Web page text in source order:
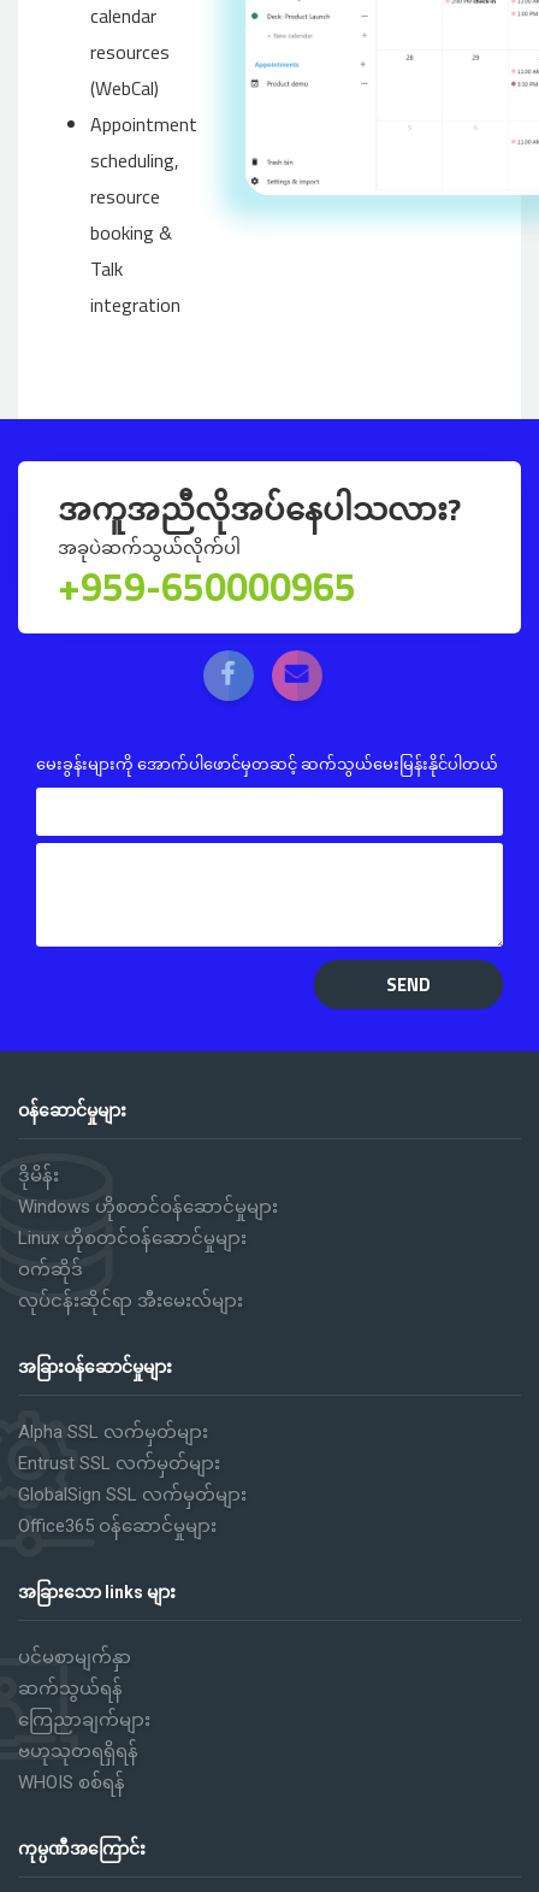
calendar
resources
(WebCal)
Appointment
scheduling,
resource
booking &
Talk
integration
အကူအညီလိုအပ်နေပါသလား?
အခုပဲဆက်သွယ်လိုက်ပါ
+959-650000965
မေးခွန်းများကို အောက်ပါဖောင်မှတဆင့် ဆက်သွယ်မေးမြန်းနိုင်ပါတယ်
SEND
ဝန်ဆောင်မှုများ
ဒိုမိန်း
Windows ဟိုစတင်ဝန်ဆောင်မှုများ
Linux ဟိုစတင်ဝန်ဆောင်မှုများ
ဝက်ဆိုဒ်
လုပ်ငန်းဆိုင်ရာ အီးမေးလ်များ
အခြားဝန်ဆောင်မှုများ
Alpha SSL လက်မှတ်များ
Entrust SSL လက်မှတ်များ
GlobalSign SSL လက်မှတ်များ
Office365 ဝန်ဆောင်မှုများ
အခြားသော links များ
ပင်မစာမျက်နှာ
ဆက်သွယ်ရန်
ကြေညာချက်များ
ဗဟုသုတရရှိရန်
WHOIS စစ်ရန်
ကုမ္ပဏီအကြောင်း